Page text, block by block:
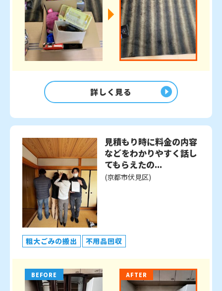
詳しく見る
見積もり時に料金の内容
などをわかりやすく話し
てもらえたの...
(京都市伏見区)
粗大ごみの搬出 不用品回収
BEFORE AFTER